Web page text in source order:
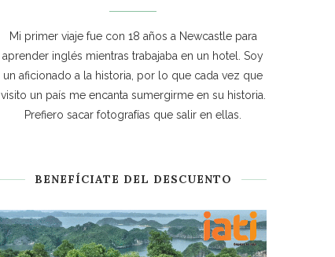
Mi primer viaje fue con 18 años a Newcastle para
aprender inglés mientras trabajaba en un hotel. Soy
un aficionado a la historia, por lo que cada vez que
visito un país me encanta sumergirme en su historia.
Prefiero sacar fotografías que salir en ellas.
BENEFÍCIATE DEL DESCUENTO